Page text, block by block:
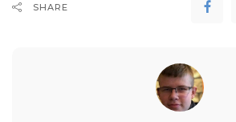
SHARE